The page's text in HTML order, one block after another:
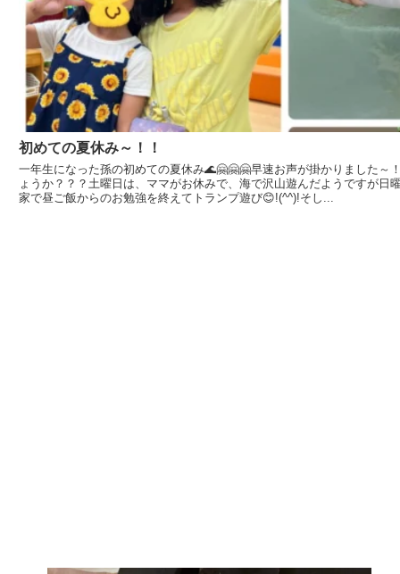
初めての夏休み～！！
一年生になった孫の初めての夏休み🌊🤗🤗🤗早速お声が掛かりました
ょうか？？？土曜日は、ママがお休みで、海で沢山遊んだようですが日
家で昼ご飯からのお勉強を終えてトランプ遊び😊!(^^)!そし...